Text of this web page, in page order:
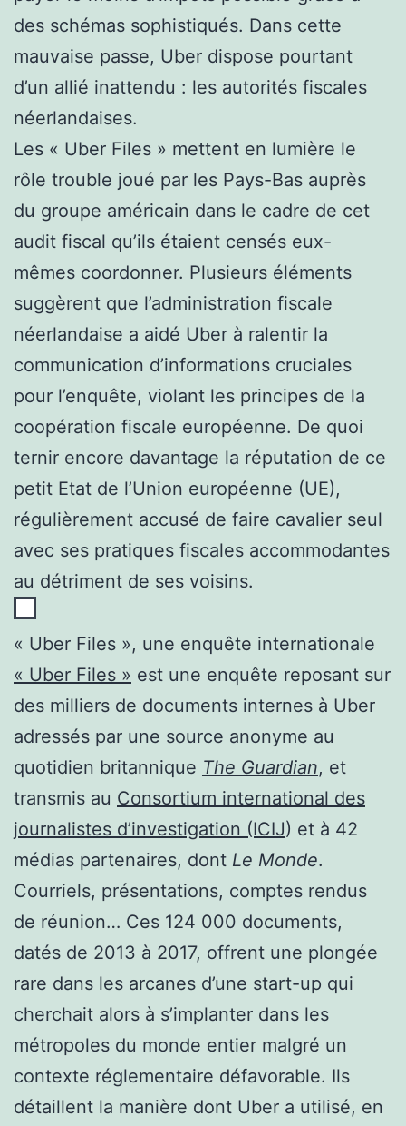
des schémas sophistiqués. Dans cette
mauvaise passe, Uber dispose pourtant
d’un allié inattendu : les autorités fiscales
néerlandaises.
Les « Uber Files » mettent en lumière le
rôle trouble joué par les Pays-Bas auprès
du groupe américain dans le cadre de cet
audit fiscal qu’ils étaient censés eux-
mêmes coordonner. Plusieurs éléments
suggèrent que l’administration fiscale
néerlandaise a aidé Uber à ralentir la
communication d’informations cruciales
pour l’enquête, violant les principes de la
coopération fiscale européenne. De quoi
ternir encore davantage la réputation de ce
petit Etat de l’Union européenne (UE),
régulièrement accusé de faire cavalier seul
avec ses pratiques fiscales accommodantes
au détriment de ses voisins.
« Uber Files », une enquête internationale
« Uber Files » est une enquête reposant sur
des milliers de documents internes à Uber
adressés par une source anonyme au
quotidien britannique The Guardian, et
transmis au Consortium international des
journalistes d’investigation (ICIJ) et à 42
médias partenaires, dont Le Monde.
Courriels, présentations, comptes rendus
de réunion… Ces 124 000 documents,
datés de 2013 à 2017, offrent une plongée
rare dans les arcanes d’une start-up qui
cherchait alors à s’implanter dans les
métropoles du monde entier malgré un
contexte réglementaire défavorable. Ils
détaillent la manière dont Uber a utilisé, en